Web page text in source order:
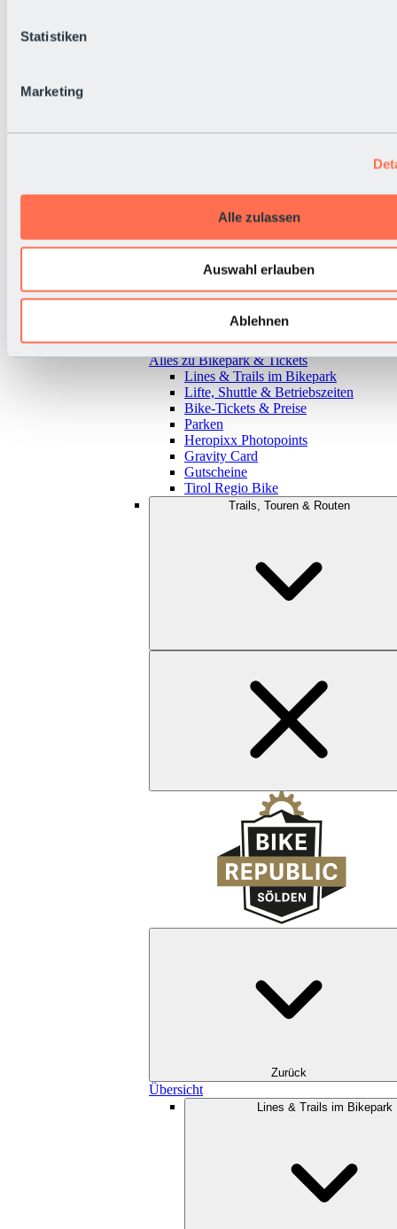
Statistiken
Marketing
Alle zulassen
Auswahl erlauben
Ablehnen
Zurück
Alles zu Bikepark & Tickets
Lines & Trails im Bikepark
Lifte, Shuttle & Betriebszeiten
Bike-Tickets & Preise
Parken
Heropixx Photopoints
Gravity Card
Gutscheine
Tirol Regio Bike
Trails, Touren & Routen
Zurück
Übersicht
Lines & Trails im Bikepark